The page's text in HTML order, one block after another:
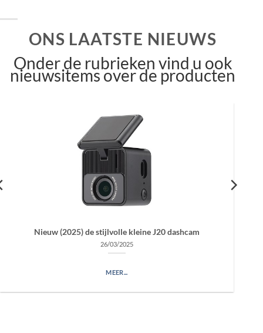
ONS LAATSTE NIEUWS
Onder de rubrieken vind u ook
nieuwsitems over de producten
Nieuw (2025) de stijlvolle kleine J20 dashcam
26/03/2025
MEER...